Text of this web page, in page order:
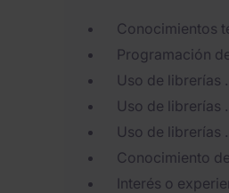
Conocimientos
Programación
Uso de librerías
Uso de librerías
Uso de librerías
Conocimiento
Interés o